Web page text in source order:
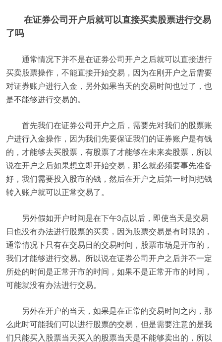
在证券公司开户后就可以直接买卖股票进行交易
了吗
通常情况下并不是在证券公司开户之后就可以直接进行
买卖股票操作，不能直接开始交易，因为在刚开户之后需要
对证券账户进行入金，另外如果当天的交易时间也过了，也
是不能够进行交易的。
首先我们在证券公司开户之后，需要先对我们的股票账
户进行入金操作，因为我们先要保证我们的证券账户是有钱
的，才能够去买股票，有股票了才能够在未来卖股票，所以
说在开户之后如果想立即开始交易，那么就必须要事先准备
好，我们需要投入股市的钱，然后在开户之后第一时间把钱
转入账户就可以正常交易了。
另外假如开户时间是在下午3点以后，即使当天是交易
日也没有办法进行股票的买卖，因为股票交易是有时限的，
通常情况下只有在交易日的交易时间，股票市场是开市的，
我们才能够进行交易。所以说在证券公司开户之后并不一定
所处的时间是正常开市的时间，如果不是正常开市的时间，
可能就没有办法进行交易。
另外在开户的当天，如果是在正常的交易时间之内，那
么此时可能我们可以进行股票的交易，但是需要注意的是我
们只能买入股票当天买入的股票当天是不能够卖出的，所以